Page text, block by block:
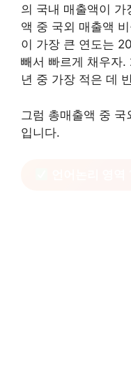
의 국내 매출액이 가
액 중 국외 매출액
이 가장 큰 연도는
빼서 빠르게 채우자
년 중 가장 적은 데
그럼 총매출액 중
입니다.